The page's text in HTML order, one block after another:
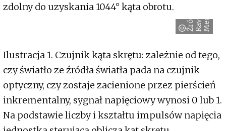
zdolny do uzyskania 1044° kąta obrotu.
Ź
r
ó
d
ł
o
:
R
a
v
en
M
e
d
i a
Ilustracja 1. Czujnik kąta skrętu: zależnie od tego,
czy światło ze źródła światła pada na czujnik
optyczny, czy zostaje zacienione przez pierścień
inkrementalny, sygnał napięciowy wynosi 0 lub 1.
Na podstawie liczby i kształtu impulsów napięcia